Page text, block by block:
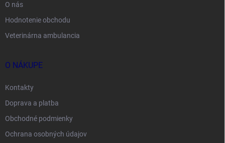
O nás
Hodnotenie obchodu
Veterinárna ambulancia
O NÁKUPE
Kontakty
Doprava a platba
Obchodné podmienky
Ochrana osobných údajov